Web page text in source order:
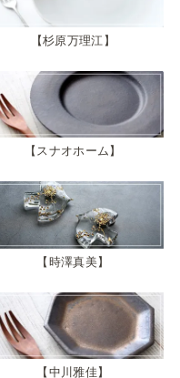
杉原万理江
スナオホーム
時澤真美
中川雅佳